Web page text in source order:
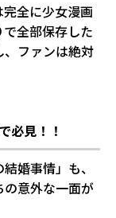
全に少女漫画
全部保存した
ファンは絶対
必見！！
婚事情」も、
意外な一面が